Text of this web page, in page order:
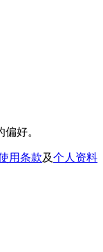
好。
用条款及个人资料